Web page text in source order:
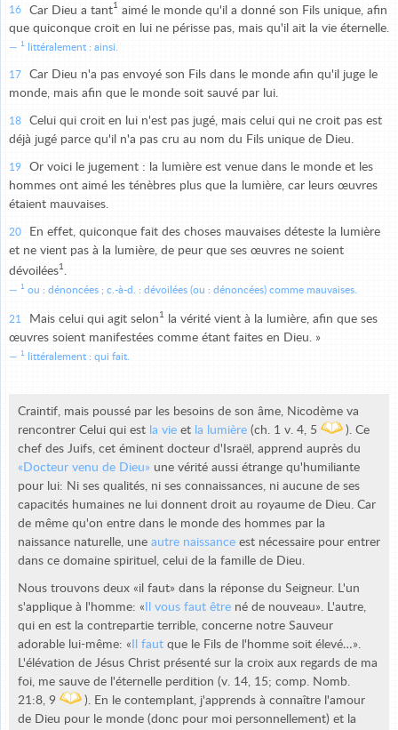
16 Car Dieu a tant1 aimé le monde qu'il a donné son Fils unique, afin
que quiconque croit en lui ne périsse pas, mais qu'il ait la vie éternelle.
1 littéralement : ainsi.
17
Car Dieu n'a pas envoyé son Fils dans le monde afin qu'il juge le
monde, mais afin que le monde soit sauvé par lui.
18
Celui qui croit en lui n'est pas jugé, mais celui qui ne croit pas est
déjà jugé parce qu'il n'a pas cru au nom du Fils unique de Dieu.
19
Or voici le jugement : la lumière est venue dans le monde et les
hommes ont aimé les ténèbres plus que la lumière, car leurs œuvres
étaient mauvaises.
20
En effet, quiconque fait des choses mauvaises déteste la lumière
et ne vient pas à la lumière, de peur que ses œuvres ne soient
dévoilées1 .
1 ou : dénoncées ; c.-à-d. : dévoilées (ou : dénoncées) comme mauvaises.
21 Mais celui qui agit selon 1
la vérité vient à la lumière, afin que ses
œuvres soient manifestées comme étant faites en Dieu. »
1 littéralement : qui fait.
Craintif, mais poussé par les besoins de son âme, Nicodème va
rencontrer Celui qui est la vie et la lumière (ch. 1 v. 4, 5
). Ce
chef des Juifs, cet éminent docteur d'Israël, apprend auprès du
«Docteur venu de Dieu» une vérité aussi étrange qu'humiliante
pour lui: Ni ses qualités, ni ses connaissances, ni aucune de ses
capacités humaines ne lui donnent droit au royaume de Dieu. Car
de même qu'on entre dans le monde des hommes par la
naissance naturelle, une autre naissance est nécessaire pour entrer
dans ce domaine spirituel, celui de la famille de Dieu.
Nous trouvons deux «il faut» dans la réponse du Seigneur. L'un
s'applique à l'homme: « Il vous faut être né de nouveau». L'autre,
qui en est la contrepartie terrible, concerne notre Sauveur
adorable lui-même: « Il faut que le Fils de l'homme soit élevé…».
L'élévation de Jésus Christ présenté sur la croix aux regards de ma
foi, me sauve de l'éternelle perdition (v. 14, 15; comp. Nomb.
21:8, 9
). En le contemplant, j'apprends à connaître l'amour
de Dieu pour le monde (donc pour moi personnellement) et la